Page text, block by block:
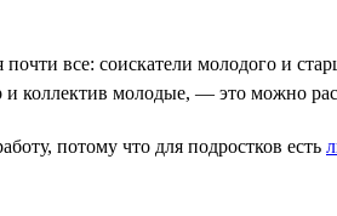
все: соискатели молодого и
и коллектив молодые, — это можно
потому что для подростков есть